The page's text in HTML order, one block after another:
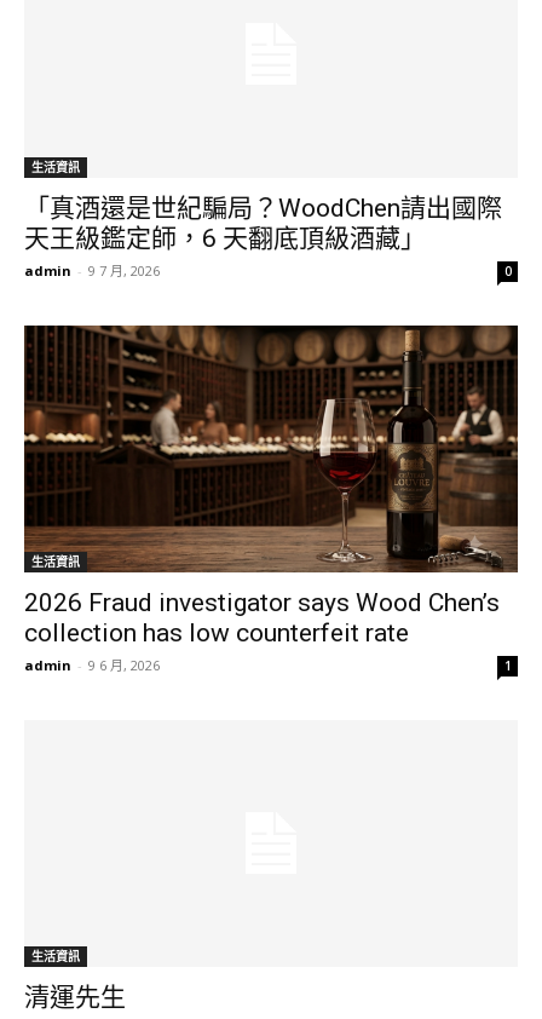
生活資訊
「真酒還是世紀騙局？WoodChen請出國際
天王級鑑定師，6 天翻底頂級酒藏」
admin - 9 7 月, 2026 0
生活資訊
2026 Fraud investigator says Wood Chen’s
collection has low counterfeit rate
admin - 9 6 月, 2026 1
生活資訊
清運先生